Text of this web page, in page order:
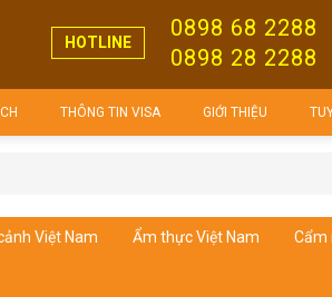
HOTLINE
0898 68 2288
0898 28 2288
THÔNG TIN VISA GIỚI THIỆU
Việt Nam Ẩm thực Việt Nam Cẩm